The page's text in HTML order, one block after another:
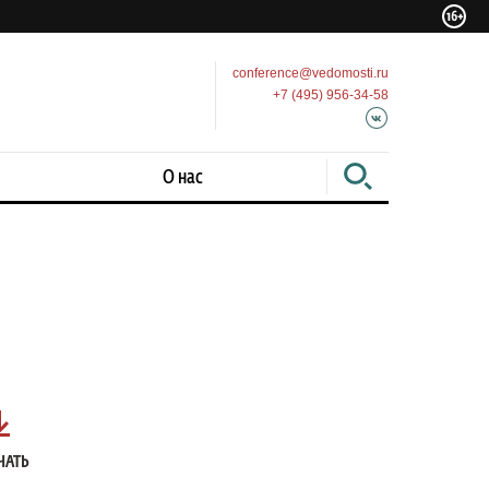
conference@vedomosti.ru
+7 (495) 956-34-58
О нас